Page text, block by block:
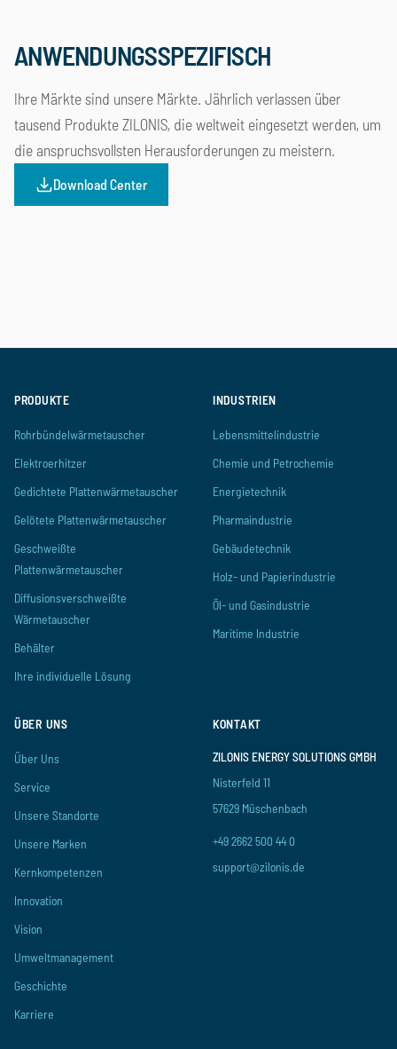
ANWENDUNGSSPEZIFISCH
Ihre Märkte sind unsere Märkte. Jährlich verlassen über
tausend Produkte ZILONIS, die weltweit eingesetzt werden, um
die anspruchsvollsten Herausforderungen zu meistern.
Download Center
PRODUKTE
Rohrbündelwärmetauscher
Elektroerhitzer
Gedichtete Plattenwärmetauscher
Gelötete Plattenwärmetauscher
Geschweißte
Plattenwärmetauscher
Diffusionsverschweißte
Wärmetauscher
Behälter
Ihre individuelle Lösung
INDUSTRIEN
Lebensmittelindustrie
Chemie und Petrochemie
Energietechnik
Pharmaindustrie
Gebäudetechnik
Holz- und Papierindustrie
Öl- und Gasindustrie
Maritime Industrie
ÜBER UNS
Über Uns
Service
Unsere Standorte
Unsere Marken
Kernkompetenzen
Innovation
Vision
Umweltmanagement
Geschichte
Karriere
KONTAKT
ZILONIS ENERGY SOLUTIONS GMBH
Nisterfeld 11
57629 Müschenbach
+49 2662 500 44 0
support@zilonis.de